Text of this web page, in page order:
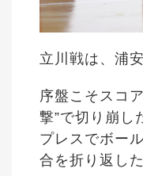
立川戦は、浦
序盤こそスコ
撃”で切り崩し
プレスでボー
合を折り返した